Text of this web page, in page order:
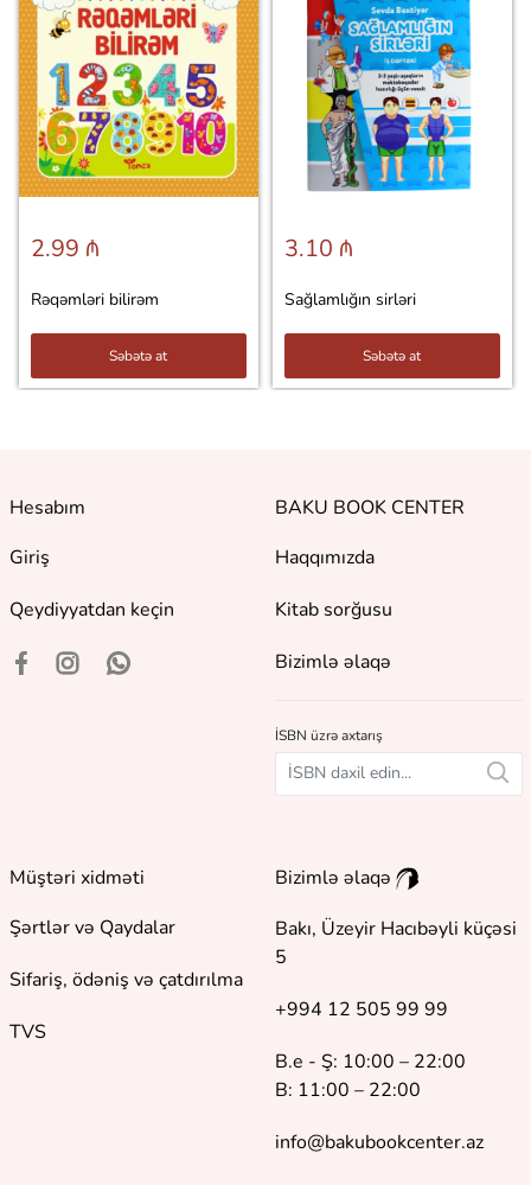
2.99 ₼
Rəqəmləri bilirəm
Səbətə at
3.10 ₼
Sağlamlığın sirləri
Səbətə at
Hesabım
Giriş
Qeydiyyatdan keçin
BAKU BOOK CENTER
Haqqımızda
Kitab sorğusu
Bizimlə əlaqə
İSBN üzrə axtarış
Müştəri xidməti
Şərtlər və Qaydalar
Sifariş, ödəniş və çatdırılma
TVS
Bizimlə əlaqə
Bakı, Üzeyir Hacıbəyli küçəsi
5
+994 12 505 99 99
B.e - Ş: 10:00 – 22:00
B: 11:00 – 22:00
info@bakubookcenter.az